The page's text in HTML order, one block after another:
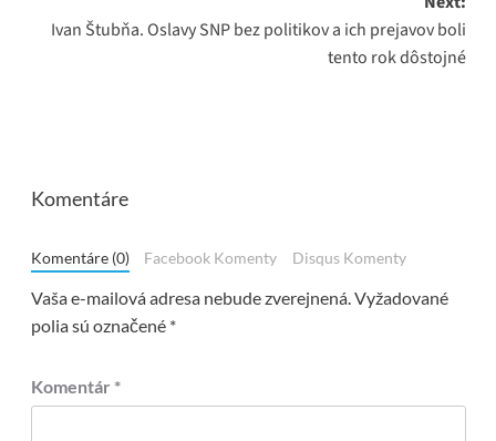
Ivan Štubňa. Oslavy SNP bez politikov a ich prejavov boli
tento rok dôstojné
Komentáre
Komentáre (0) Facebook Komenty Disqus Komenty
Vaša e-mailová adresa nebude zverejnená.Vyžadované
polia sú označené *
Komentár *